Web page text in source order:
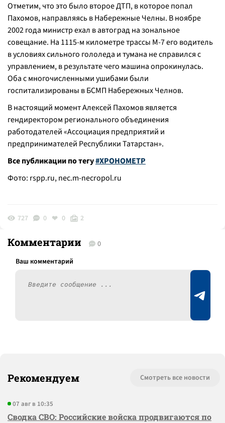
Отметим, что это было второе ДТП, в которое попал
Пахомов, направляясь в Набережные Челны. В ноябре
2002 года министр ехал в автоград на зональное
совещание. На 1115-м километре трассы М-7 его водитель
в условиях сильного гололеда и тумана не справился с
управлением, в результате чего машина опрокинулась.
Оба с многочисленными ушибами были
госпитализированы в БСМП Набережных Челнов.
В настоящий момент Алексей Пахомов является
гендиректором регионального объединения
работодателей «Ассоциация предприятий и
предпринимателей Республики Татарстан».
Все публикации по тегу#ХРОНОМЕТР
Фото: rspp.ru,nec.m-necropol.ru
727 0 0 2
Комментарии 0
Рекомендуем Смотреть все новости
07 авг в 10:35
Сводка СВО: Российские войска продвигаются по